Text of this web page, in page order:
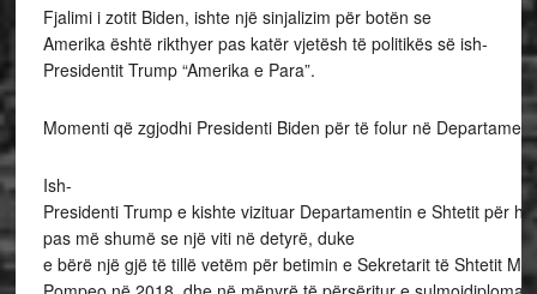
Fjalimi i zotit Biden, ishte një sinjalizim për botën se
Amerika është rikthyer pas katër vjetësh të politikës së ish-
Presidentit Trump “Amerika e Para”.
Momenti që zgjodhi Presidenti Biden për të folur në
Ish-
Presidenti Trump e kishte vizituar Departamentin e Shtetit për
pas më shumë se një viti në detyrë, duke
e bërë një gjë të tillë vetëm për betimin e Sekretarit të Shtetit